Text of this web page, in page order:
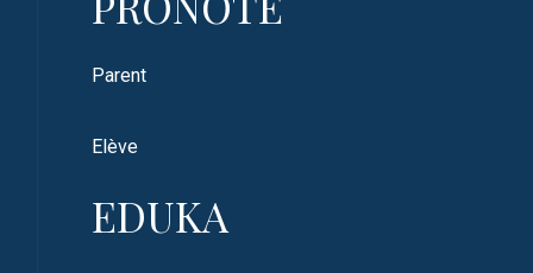
Parent
Elève
EDUKA